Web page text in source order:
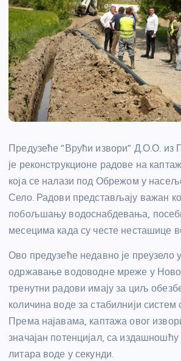
Предузеће “Врући извори” Д.О.О. из
је реконструкционе радове на
која се налази под Обрежом у
Село. Радови представљају важан
побољшању водоснабдевања,
месецима када су честе несташице
Ово предузеће недавно је
одржавање водоводне мреже у
тренутни радови имају за циљ
количина воде за стабилнији
Према најавама, каптажа овог
значајан потенцијал, са
литара воде у секунди.